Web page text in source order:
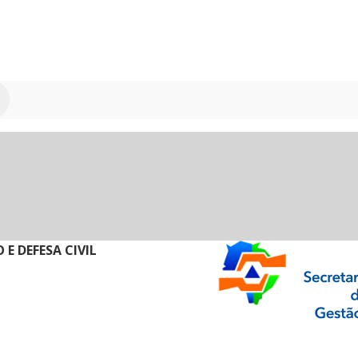
DEFESA CIVIL